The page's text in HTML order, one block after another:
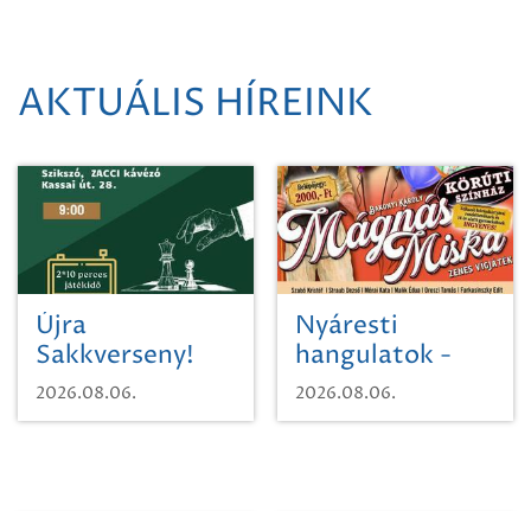
AKTUÁLIS HÍREINK
Újra
Sakkverseny!
2026.08.06.
Nyáresti
hangulatok -
Mágnás Miska
2026.08.06.